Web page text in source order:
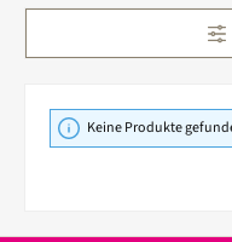
Keine Produkte